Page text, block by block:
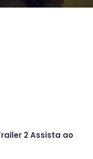
2 Assista ao